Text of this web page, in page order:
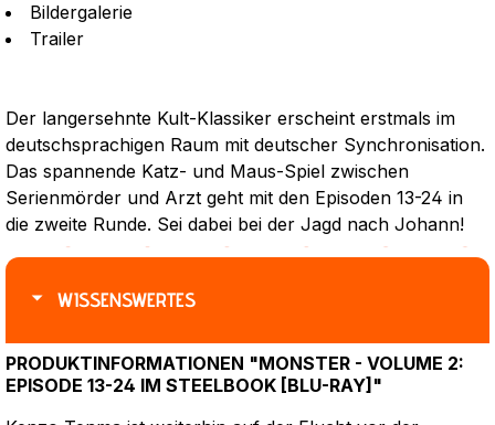
Bildergalerie
Trailer
Der langersehnte Kult-Klassiker erscheint erstmals im
deutschsprachigen Raum mit deutscher Synchronisation.
Das spannende Katz- und Maus-Spiel zwischen
Serienmörder und Arzt geht mit den Episoden 13-24 in
die zweite Runde. Sei dabei bei der Jagd nach Johann!
WISSENSWERTES
PRODUKTINFORMATIONEN "MONSTER - VOLUME 2:
EPISODE 13-24 IM STEELBOOK [BLU-RAY]"